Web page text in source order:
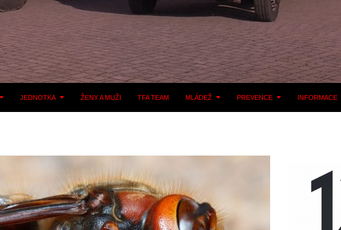
JEDNOTKA ŽENY A MUŽI TFA TEAM MLÁDEŽ PREVENCE INFORMACE